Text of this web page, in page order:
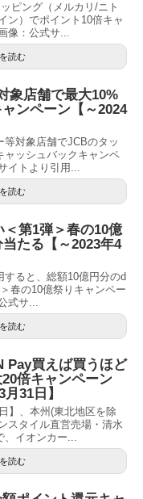
ピング（メルカリ/ニト
ン）でポイント10倍キャ
像：公式サ...
読む
象店舗で最大10%
ンペーン【～2024
等対象店舗でJCBのタッ
ャッシュバックキャンペ
イトより引用...
読む
第1弾＞春の10億
たる【～2023年4
ると、総額10億円分のd
春の10億祭りキャンペー
式サ...
読む
Pay買えば買うほど
倍キャンペーン
31日】
】、本州(東北地区を除
スタイル直営売場・清水
、イオンカー...
読む